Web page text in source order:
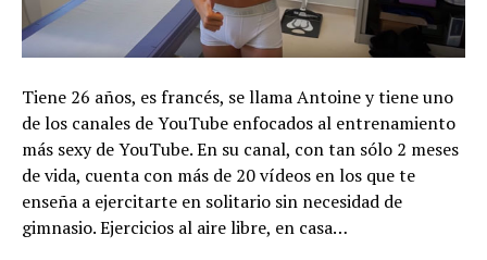
Tiene 26 años, es francés, se llama Antoine y tiene uno
de los canales de YouTube enfocados al entrenamiento
más sexy de YouTube. En su canal, con tan sólo 2 meses
de vida, cuenta con más de 20 vídeos en los que te
enseña a ejercitarte en solitario sin necesidad de
gimnasio. Ejercicios al aire libre, en casa…